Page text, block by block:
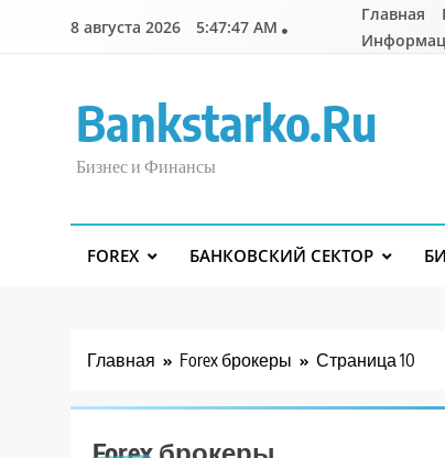
8 августа 2026 5:47:48 AM
Главная
Bankstarko.ru
Бизнес и Финансы
FOREX БАНКОВСКИЙ СЕКТОР
Главная Forex брокеры Страница 10
Forex брокеры